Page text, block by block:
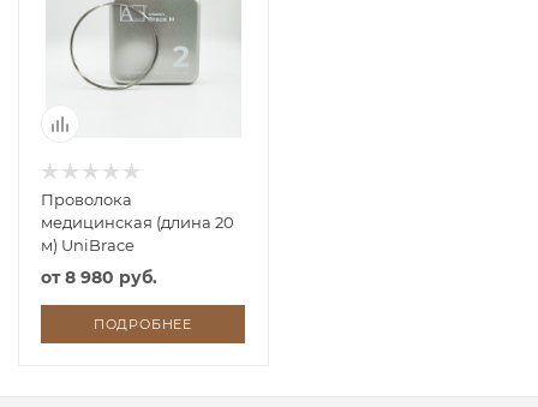
Проволока
медицинская (длина 20
м) UniBrace
от8 980 руб.
ПОДРОБНЕЕ